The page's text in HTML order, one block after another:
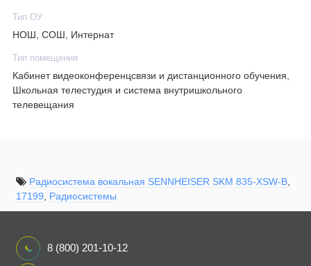
Тип ОУ
НОШ, СОШ, Интернат
Тип помещения
Кабинет видеоконференцсвязи и дистанционного обучения,
Школьная телестудия и система внутришкольного
телевещания
Радиосистема вокальная SENNHEISER SKM 835-XSW-B,
17199
Радиосистемы
8 (800) 201-10-12